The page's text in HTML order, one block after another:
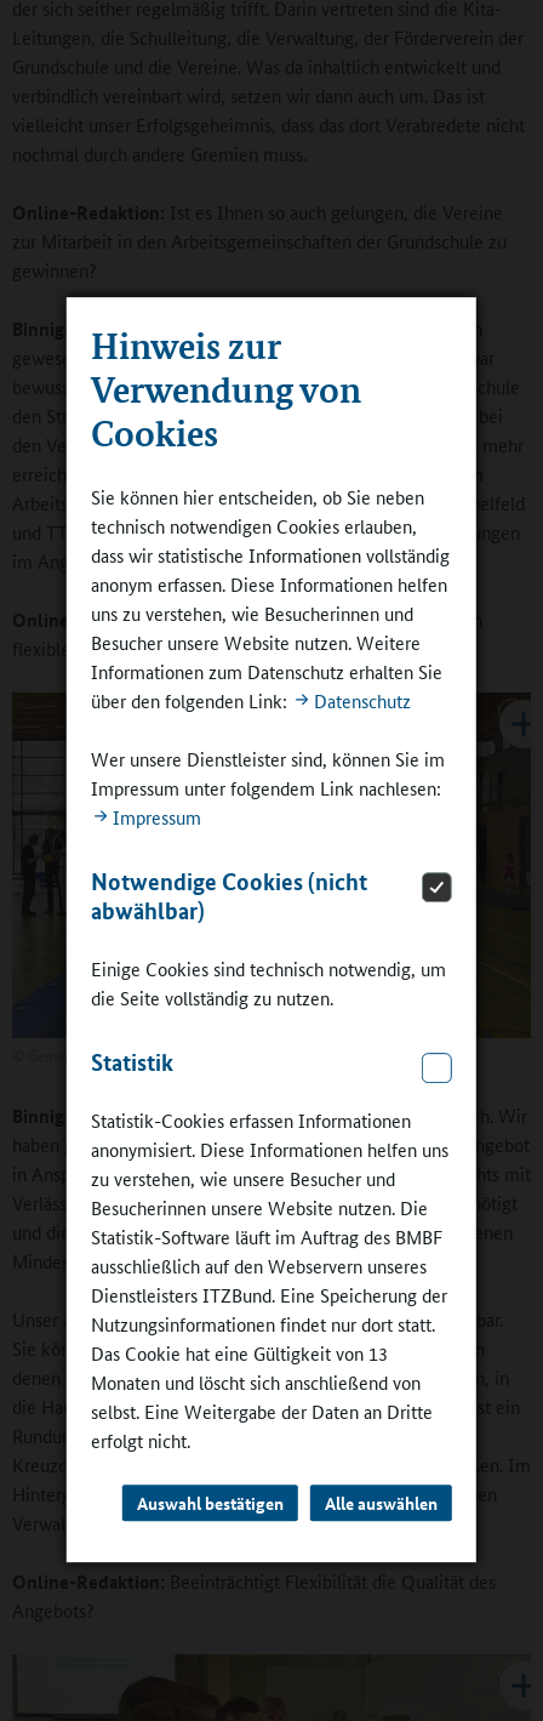
Hinweis zur
Verwendung von
Cookies
Sie können hier entscheiden, ob Sie neben
technisch notwendigen Cookies erlauben,
dass wir statistische Informationen vollständig
anonym erfassen. Diese Informationen helfen
uns zu verstehen, wie Besucherinnen und
Besucher unsere Website nutzen. Weitere
Informationen zum Datenschutz erhalten Sie
über den folgenden Link:
Datenschutz
Wer unsere Dienstleister sind, können Sie im
Impressum unter folgendem Link nachlesen:
Impressum
Notwendige Cookies (nicht
abwählbar)
Einige Cookies sind technisch notwendig, um
die Seite vollständig zu nutzen.
Statistik
Statistik-Cookies erfassen Informationen
anonymisiert. Diese Informationen helfen uns
zu verstehen, wie unsere Besucher und
Besucherinnen unsere Website nutzen. Die
Statistik-Software läuft im Auftrag des BMBF
ausschließlich auf den Webservern unseres
Dienstleisters ITZBund. Eine Speicherung der
Nutzungsinformationen findet nur dort statt.
Das Cookie hat eine Gültigkeit von 13
Monaten und löscht sich anschließend von
selbst. Eine Weitergabe der Daten an Dritte
erfolgt nicht.
Auswahl bestätigen Alle auswählen
der sich seither regelmäßig trifft. Darin vertreten sind die Kita-
Leitungen, die Schulleitung, die Verwaltung, der Förderverein der
Grundschule und die Vereine. Was da inhaltlich entwickelt und
verbindlich vereinbart wird, setzen wir dann auch um. Das ist
vielleicht unser Erfolgsgeheimnis, dass das dort Verabredete nicht
nochmal durch andere Gremien muss.
Online-Redaktion: Ist es Ihnen so auch gelungen, die Vereine
zur Mitarbeit in den Arbeitsgemeinschaften der Grundschule zu
gewinnen?
Binnig:
Ich bin selbst lange Fußballtrainer im Jugendbereich
gewesen und kenne die Befindlichkeiten der Vereine. Mir war
bewusst, dass wenn wir von staatlicher Seite eine Ganztagsschule
den Strukturen vor Ort gegenüberstellen, dass dann Ängste bei
den Vereinen aufkommen würden, dass sie die Kinder nicht mehr
erreichen. Stattdessen haben wir es zusammen im Dialog im
Arbeitskreis geschafft, die Expertisen der Vereine TSV Michelfeld
und TTC Gnadental in die Schule einzubringen und Doppelungen
im Angebot zu vermeiden. So sind alle Seiten zufrieden.
Online-Redaktion:Sie sprachen von der „Ganztagsschule in
flexibler Form“. Wie viel Flexibilität verbirgt sich dahinter?
Gemeinde Michelfeld
Binnig:
Die Angebote sind bei uns verbindlich und verlässlich. Wir
haben gesagt: Und wenn es nur eine Familie gibt, die das Angebot
in Anspruch nehmen will, dann bekommt sie das! Es hat nichts mit
Verlässlichkeit zu tun, wenn eine Familie die Betreuung benötigt
und diese dann nicht zustande kommt, weil es an vorgegebenen
Mindestgruppengrößen scheitert.
Unser Angebot ist für die Eltern frei wählbar und kombinierbar.
Sie können die Tage und die einzelnen Angebote wählen, an
denen ihr Kind in die Betreuungsangebote, zum Mittagessen, in
die Hausaufgabenbetreuung oder in die AGs gehen soll. Es ist ein
Rundum-sorglos-Paket für die Eltern, bei denen sie nur ihr
Kreuzchen bei den entsprechenden Angeboten setzen müssen. Im
Hintergrund bedeutet das für Rathaus und Schule einen hohen
Verwaltungsaufwand, aber das ist es uns wert.
Online-Redaktion:
Beeinträchtigt Flexibilität die Qualität des
Angebots?